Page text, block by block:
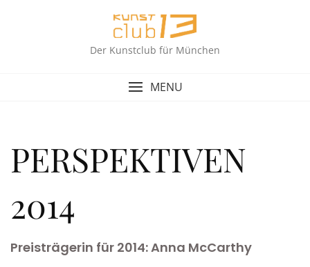
Der Kunstclub für München
MENU
PERSPEKTIVEN
2014
Preisträgerin für 2014: Anna McCarthy